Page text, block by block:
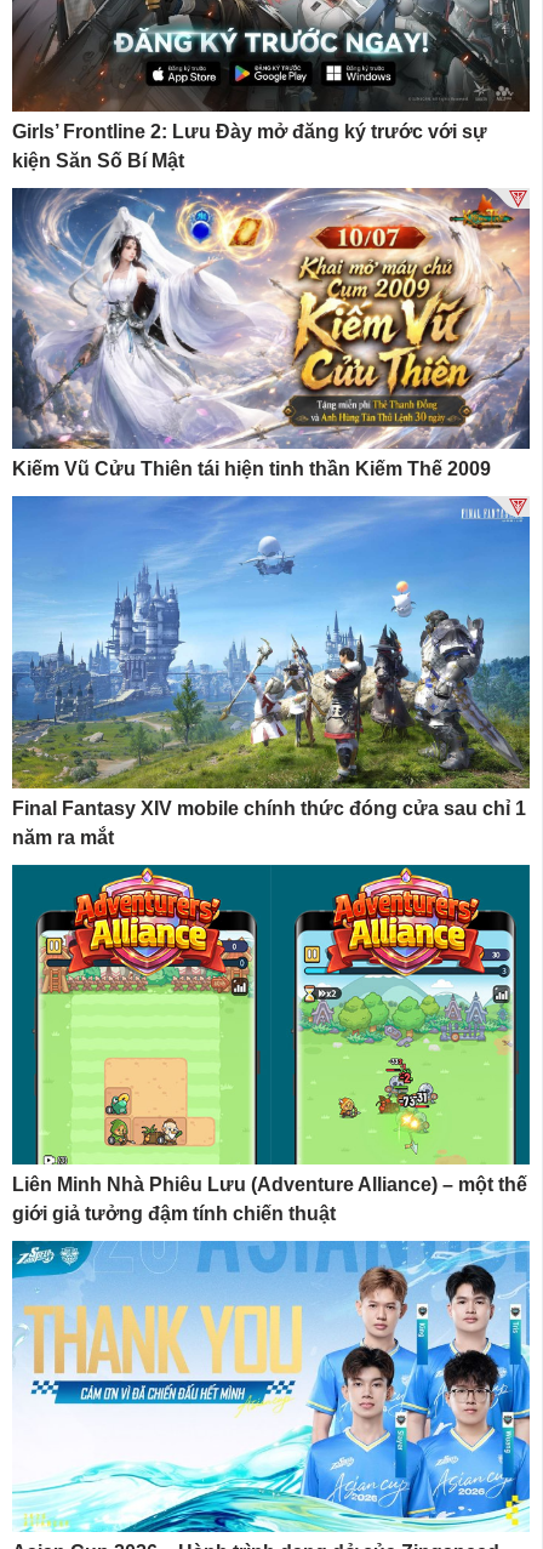
Girls’ Frontline 2: Lưu Đày mở đăng ký trước với sự
kiện Săn Số Bí Mật
Kiếm Vũ Cửu Thiên tái hiện tinh thần Kiếm Thế 2009
Final Fantasy XIV mobile chính thức đóng cửa sau chỉ 1
năm ra mắt
Liên Minh Nhà Phiêu Lưu (Adventure Alliance) – một thế
giới giả tưởng đậm tính chiến thuật